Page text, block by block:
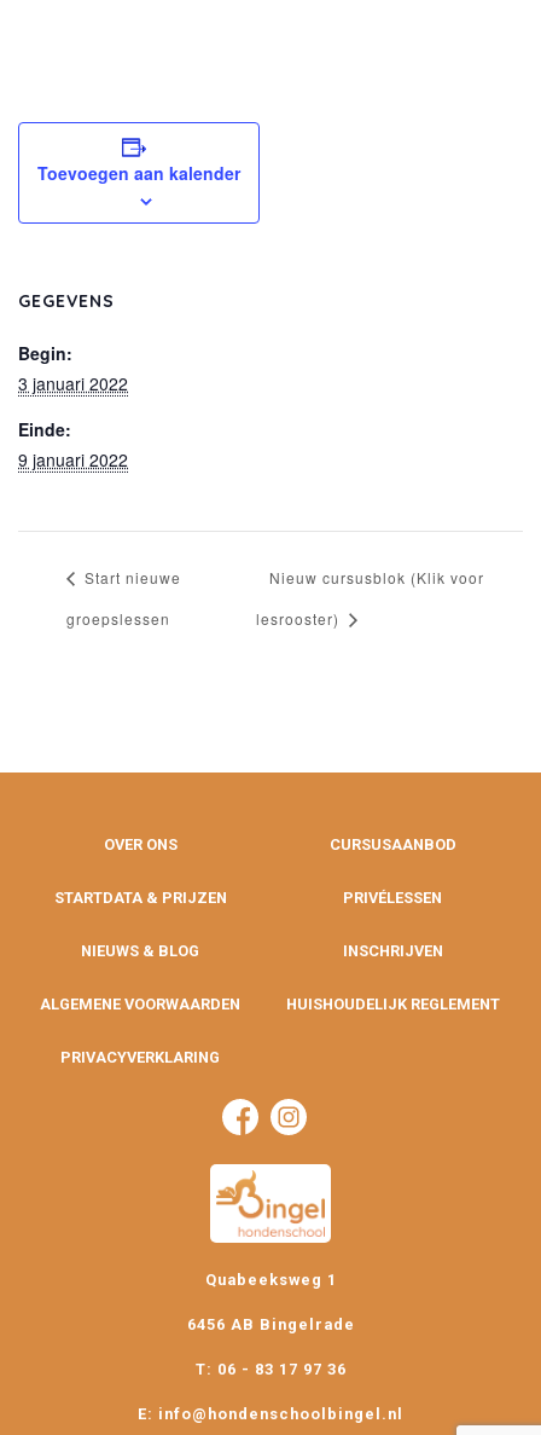
Toevoegen aan kalender
GEGEVENS
Begin:
3 januari 2022
Einde:
9 januari 2022
Start nieuwe
groepslessen
Nieuw cursusblok (Klik voor
lesrooster)
OVER ONS CURSUSAANBOD
STARTDATA & PRIJZEN PRIVÉLESSEN
NIEUWS & BLOG INSCHRIJVEN
ALGEMENE VOORWAARDEN HUISHOUDELIJK REGLEMENT
PRIVACYVERKLARING
Quabeeksweg 1
6456 AB Bingelrade
T: 06 - 83 17 97 36
E: info@hondenschoolbingel.nl